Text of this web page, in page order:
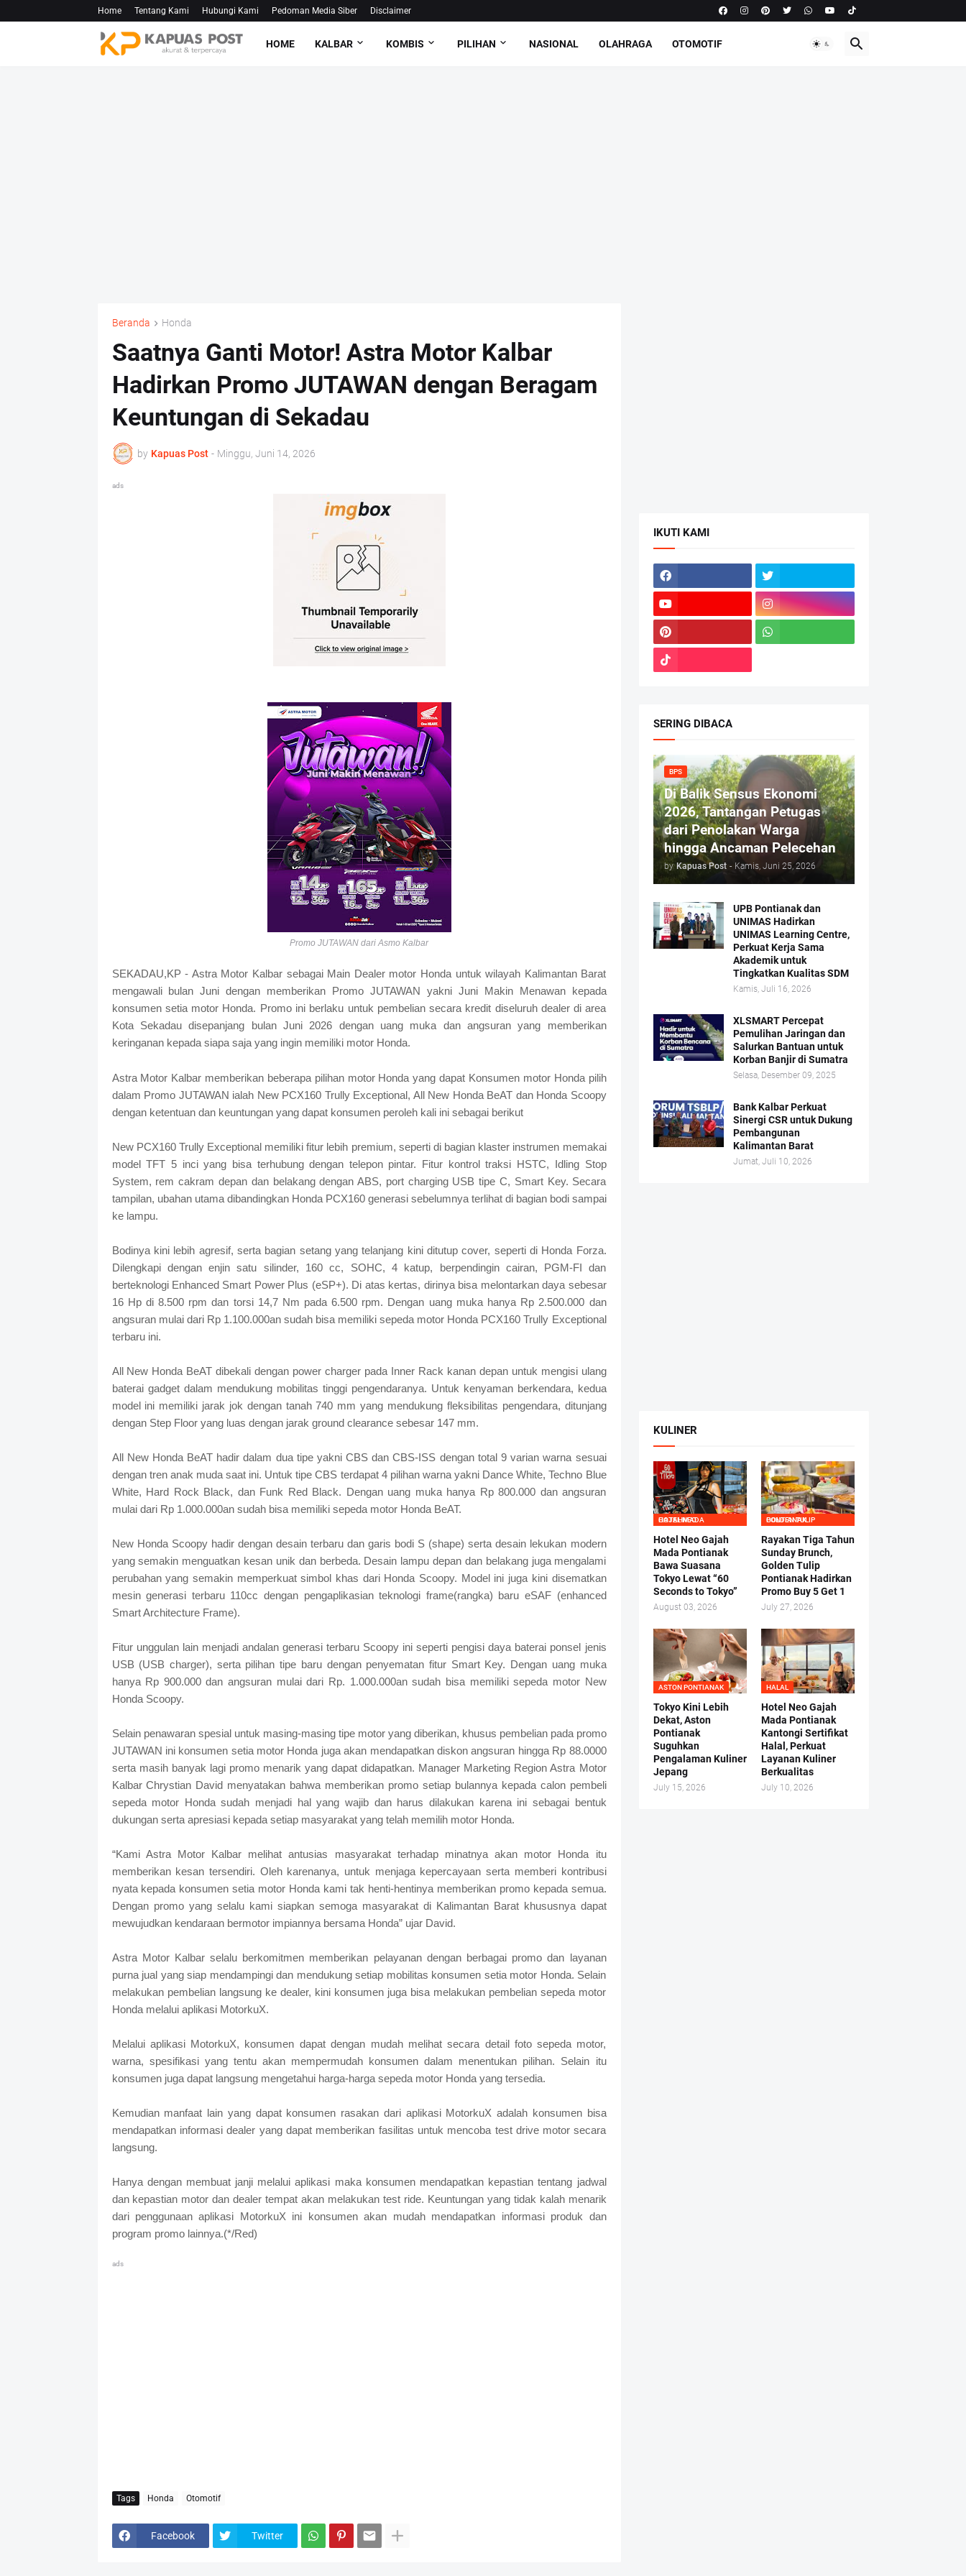
Home Tentang Kami Hubungi Kami Pedoman Media Siber Disclaimer
HOME KALBAR KOMBIS PILIHAN NASIONAL OLAHRAGA OTOMOTIF
Beranda Honda
Saatnya Ganti Motor! Astra Motor Kalbar
Hadirkan Promo JUTAWAN dengan Beragam
Keuntungan di Sekadau
by Kapuas Post - Minggu, Juni 14, 2026
ads
Promo JUTAWAN dari Asmo Kalbar
SEKADAU,KP - Astra Motor Kalbar sebagai Main Dealer motor Honda untuk wilayah Kalimantan Barat
mengawali bulan Juni dengan memberikan Promo JUTAWAN yakni Juni Makin Menawan kepada
konsumen setia motor Honda. Promo ini berlaku untuk pembelian secara kredit diseluruh dealer di area
Kota Sekadau disepanjang bulan Juni 2026 dengan uang muka dan angsuran yang memberikan
keringanan kepada siapa saja yang ingin memiliki motor Honda.
Astra Motor Kalbar memberikan beberapa pilihan motor Honda yang dapat Konsumen motor Honda pilih
dalam Promo JUTAWAN ialah New PCX160 Trully Exceptional, All New Honda BeAT dan Honda Scoopy
dengan ketentuan dan keuntungan yang dapat konsumen peroleh kali ini sebagai berikut
New PCX160 Trully Exceptional memiliki fitur lebih premium, seperti di bagian klaster instrumen memakai
model TFT 5 inci yang bisa terhubung dengan telepon pintar. Fitur kontrol traksi HSTC, Idling Stop
System, rem cakram depan dan belakang dengan ABS, port charging USB tipe C, Smart Key. Secara
tampilan, ubahan utama dibandingkan Honda PCX160 generasi sebelumnya terlihat di bagian bodi sampai
ke lampu.
Bodinya kini lebih agresif, serta bagian setang yang telanjang kini ditutup cover, seperti di Honda Forza.
Dilengkapi dengan enjin satu silinder, 160 cc, SOHC, 4 katup, berpendingin cairan, PGM-FI dan
berteknologi Enhanced Smart Power Plus (eSP+). Di atas kertas, dirinya bisa melontarkan daya sebesar
16 Hp di 8.500 rpm dan torsi 14,7 Nm pada 6.500 rpm. Dengan uang muka hanya Rp 2.500.000 dan
angsuran mulai dari Rp 1.100.000an sudah bisa memiliki sepeda motor Honda PCX160 Trully Exceptional
terbaru ini.
All New Honda BeAT dibekali dengan power charger pada Inner Rack kanan depan untuk mengisi ulang
baterai gadget dalam mendukung mobilitas tinggi pengendaranya. Untuk kenyaman berkendara, kedua
model ini memiliki jarak jok dengan tanah 740 mm yang mendukung fleksibilitas pengendara, ditunjang
dengan Step Floor yang luas dengan jarak ground clearance sebesar 147 mm.
All New Honda BeAT hadir dalam dua tipe yakni CBS dan CBS-ISS dengan total 9 varian warna sesuai
dengan tren anak muda saat ini. Untuk tipe CBS terdapat 4 pilihan warna yakni Dance White, Techno Blue
White, Hard Rock Black, dan Funk Red Black. Dengan uang muka hanya Rp 800.000 dan angsuran
mulai dari Rp 1.000.000an sudah bisa memiliki sepeda motor Honda BeAT.
New Honda Scoopy hadir dengan desain terbaru dan garis bodi S (shape) serta desain lekukan modern
yang semakin menguatkan kesan unik dan berbeda. Desain lampu depan dan belakang juga mengalami
perubahan yang semakin memperkuat simbol khas dari Honda Scoopy. Model ini juga kini disematkan
mesin generasi terbaru 110cc dengan pengaplikasian teknologi frame(rangka) baru eSAF (enhanced
Smart Architecture Frame).
Fitur unggulan lain menjadi andalan generasi terbaru Scoopy ini seperti pengisi daya baterai ponsel jenis
USB (USB charger), serta pilihan tipe baru dengan penyematan fitur Smart Key. Dengan uang muka
hanya Rp 900.000 dan angsuran mulai dari Rp. 1.000.000an sudah bisa memiliki sepeda motor New
Honda Scoopy.
Selain penawaran spesial untuk masing-masing tipe motor yang diberikan, khusus pembelian pada promo
JUTAWAN ini konsumen setia motor Honda juga akan mendapatkan diskon angsuran hingga Rp 88.0000
serta masih banyak lagi promo menarik yang dapat didapatkan. Manager Marketing Region Astra Motor
Kalbar Chrystian David menyatakan bahwa memberikan promo setiap bulannya kepada calon pembeli
sepeda motor Honda sudah menjadi hal yang wajib dan harus dilakukan karena ini sebagai bentuk
dukungan serta apresiasi kepada setiap masyarakat yang telah memilih motor Honda.
“Kami Astra Motor Kalbar melihat antusias masyarakat terhadap minatnya akan motor Honda itu
memberikan kesan tersendiri. Oleh karenanya, untuk menjaga kepercayaan serta memberi kontribusi
nyata kepada konsumen setia motor Honda kami tak henti-hentinya memberikan promo kepada semua.
Dengan promo yang selalu kami siapkan semoga masyarakat di Kalimantan Barat khususnya dapat
mewujudkan kendaraan bermotor impiannya bersama Honda” ujar David.
Astra Motor Kalbar selalu berkomitmen memberikan pelayanan dengan berbagai promo dan layanan
purna jual yang siap mendampingi dan mendukung setiap mobilitas konsumen setia motor Honda. Selain
melakukan pembelian langsung ke dealer, kini konsumen juga bisa melakukan pembelian sepeda motor
Honda melalui aplikasi MotorkuX.
Melalui aplikasi MotorkuX, konsumen dapat dengan mudah melihat secara detail foto sepeda motor,
warna, spesifikasi yang tentu akan mempermudah konsumen dalam menentukan pilihan. Selain itu
konsumen juga dapat langsung mengetahui harga-harga sepeda motor Honda yang tersedia.
Kemudian manfaat lain yang dapat konsumen rasakan dari aplikasi MotorkuX adalah konsumen bisa
mendapatkan informasi dealer yang dapat memberikan fasilitas untuk mencoba test drive motor secara
langsung.
Hanya dengan membuat janji melalui aplikasi maka konsumen mendapatkan kepastian tentang jadwal
dan kepastian motor dan dealer tempat akan melakukan test ride. Keuntungan yang tidak kalah menarik
dari penggunaan aplikasi MotorkuX ini konsumen akan mudah mendapatkan informasi produk dan
program promo lainnya.(*/Red)
ads
Tags Honda Otomotif
Facebook Twitter
IKUTI KAMI
SERING DIBACA
BPS
Di Balik Sensus Ekonomi
2026, Tantangan Petugas
dari Penolakan Warga
hingga Ancaman Pelecehan
by Kapuas Post - Kamis, Juni 25, 2026
UPB Pontianak dan
UNIMAS Hadirkan
UNIMAS Learning Centre,
Perkuat Kerja Sama
Akademik untuk
Tingkatkan Kualitas SDM
Kamis, Juli 16, 2026
XLSMART Percepat
Pemulihan Jaringan dan
Salurkan Bantuan untuk
Korban Banjir di Sumatra
Selasa, Desember 09, 2025
Bank Kalbar Perkuat
Sinergi CSR untuk Dukung
Pembangunan
Kalimantan Barat
Jumat, Juli 10, 2026
KULINER
HOTEL NEO GAJAHMADA
Hotel Neo Gajah
Mada Pontianak
Bawa Suasana
Tokyo Lewat “60
Seconds to Tokyo”
August 03, 2026
GOLDEN TULIP PONTIANAK
Rayakan Tiga Tahun
Sunday Brunch,
Golden Tulip
Pontianak Hadirkan
Promo Buy 5 Get 1
July 27, 2026
ASTON PONTIANAK
Tokyo Kini Lebih
Dekat, Aston
Pontianak
Suguhkan
Pengalaman Kuliner
Jepang
July 15, 2026
HALAL
Hotel Neo Gajah
Mada Pontianak
Kantongi Sertifikat
Halal, Perkuat
Layanan Kuliner
Berkualitas
July 10, 2026